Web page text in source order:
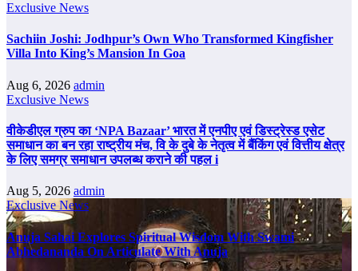
Exclusive News
Sachiin Joshi: Jodhpur’s Own Who Transformed Kingfisher
Villa Into King’s Mansion In Goa
Aug 6, 2026 admin
Exclusive News
वीकेडीएल ग्रुप का ‘NPA Bazaar’ भारत में एनपीए एवं डिस्ट्रेस्ड एसेट
समाधान का बन रहा राष्ट्रीय मंच, वि के दुबे के नेतृत्व में बैंकिंग एवं वित्तीय क्षेत्र
के लिए समग्र समाधान उपलब्ध कराने की पहल i
Aug 5, 2026 admin
Exclusive News
Anuja Sahai Explores Spiritual Wisdom With Swami
Abhedananda On Articulate With Anuja